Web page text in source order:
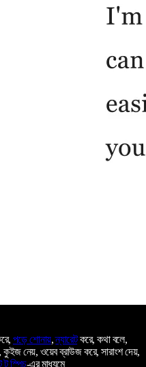
পড়ে শোনায়,ন্যারেটকরে, কথা বলে,
নেয়, ওয়েব ব্রাউজ করে, সারাংশ দেয়,
টু স্পিচ-এর মাধ্যমে